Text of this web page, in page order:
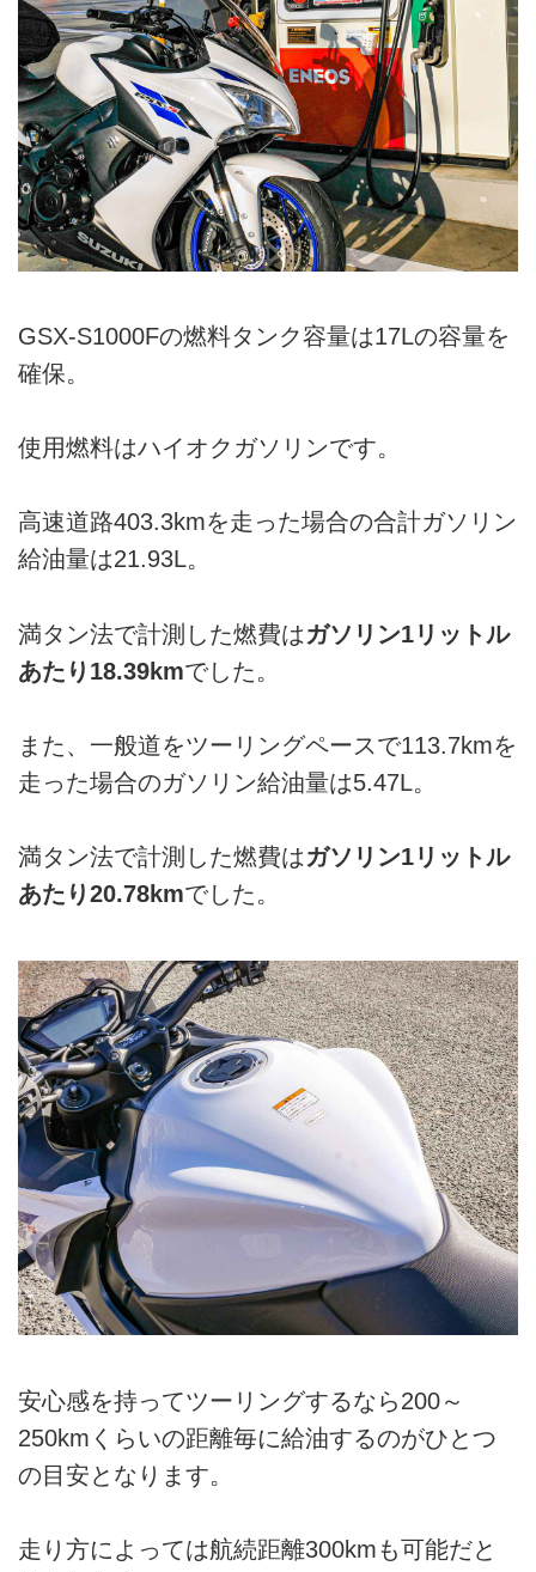
GSX-S1000Fの燃料タンク容量は17Lの容量を
確保。
使用燃料はハイオクガソリンです。
高速道路403.3kmを走った場合の合計ガソリン
給油量は21.93L。
満タン法で計測した燃費はガソリン1リットル
あたり18.39kmでした。
また、一般道をツーリングペースで113.7kmを
走った場合のガソリン給油量は5.47L。
満タン法で計測した燃費はガソリン1リットル
あたり20.78kmでした。
安心感を持ってツーリングするなら200～
250kmくらいの距離毎に給油するのがひとつ
の目安となります。
走り方によっては航続距離300kmも可能だと